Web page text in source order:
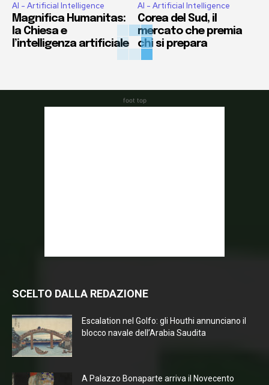
AI - Artificial Intelligence
Magnifica Humanitas:
la Chiesa e
l’intelligenza artificiale
AI - Artificial Intelligence
Corea del Sud, il
mercato che premia
chi si prepara
foot top
SCELTO DALLA REDAZIONE
Escalation nel Golfo: gli Houthi annunciano il
blocco navale dell’Arabia Saudita
A Palazzo Bonaparte arriva il Novecento